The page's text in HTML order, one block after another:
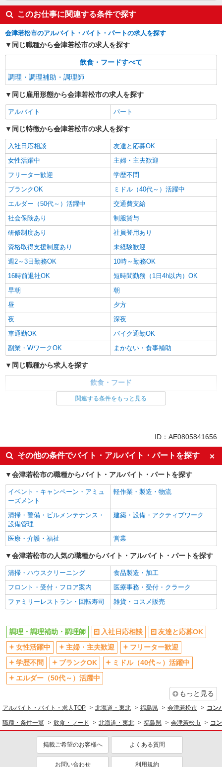
このお仕事に関連する条件で探す
会津若松市のアルバイト・バイト・パートの求人を探す
同じ職種から会津若松市の求人を探す
飲食・フードすべて
調理・調理補助・調理師
同じ雇用形態から会津若松市の求人を探す
アルバイト パート
同じ特徴から会津若松市の求人を探す
入社日応相談
友達と応募OK
女性活躍中
主婦・主夫歓迎
フリーター歓迎
学歴不問
ブランクOK
ミドル（40代～）活躍中
エルダー（50代～）活躍中
交通費支給
社会保険あり
制服貸与
研修制度あり
社員登用あり
資格取得支援制度あり
未経験歓迎
週2～3日勤務OK
10時～勤務OK
16時前退社OK
短時間勤務（1日4h以内）OK
早朝
朝
昼
夕方
夜
深夜
車通勤OK
バイク通勤OK
副業・WワークOK
まかない・食事補助
同じ職種から求人を探す
飲食・フード
調理・調理補助・調理師
社会保険あり
社員登用あり
未経験歓迎
週2～3日勤務OK
短時間勤務（1日4h以内）OK
深夜
車通勤OK
副業・WワークOK
まかない・食事補助
関連する条件をもっと見る
ID：AE0805841656
その他の条件でバイト・アルバイト・パートを探す
会津若松市の職種からバイト・アルバイト・パートを探す
イベント・キャンペーン・アミュ
ーズメント
軽作業・製造・物流
清掃・警備・ビルメンテナンス・
設備管理
建築・設備・アクティブワーク
医療・介護・福祉 営業
会津若松市の人気の職種からバイト・アルバイト・パートを探す
清掃・ハウスクリーニング
食品製造・加工
フロント・受付・フロア案内
医療事務・受付・クラーク
ファミリーレストラン・回転寿司
雑貨・コスメ販売
調理・調理補助・調理師 入社日応相談
友達と応募OK
女性活躍中
主婦・主夫歓迎
フリーター歓迎
学歴不問
ブランクOK
ミドル（40代～）活躍中
エルダー（50代～）活躍中
もっと見る
アルバイト・バイト・求人TOP 北海道・東北 福島県 会津若松市 コン
職種・条件一覧 飲食・フード 北海道・東北 福島県 会津若松市 コ
掲載ご希望のお客様へ よくある質問
お問い合わせ 利用規約